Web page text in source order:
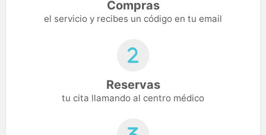
Compras
el servicio y recibes un código en tu email
Reservas
tu cita llamando al centro médico